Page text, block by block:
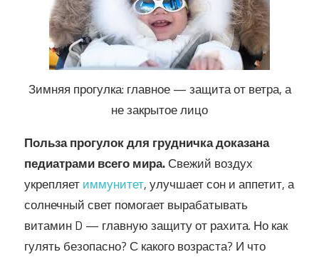
Зимняя прогулка: главное — защита от ветра, а
не закрытое лицо
Польза прогулок для грудничка доказана
педиатрами всего мира.Свежий воздух
укрепляетиммунитет, улучшает сон и аппетит, а
солнечный свет помогает вырабатывать
витамин D — главную защиту от рахита. Но как
гулять безопасно? С какого возраста? И что